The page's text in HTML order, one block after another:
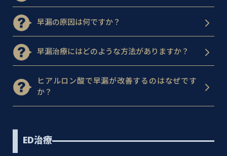
早漏の原因は何ですか？
早漏治療にはどのような方法がありますか？
ヒアルロン酸で早漏が改善するのはなぜです
か？
ED治療